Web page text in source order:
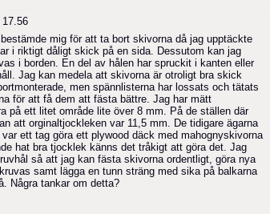
mig för att ta bort skivorna då jag upptäckte
i riktigt dåligt skick på en sida. Dessutom kan jag
i borden. En del av hålen har spruckit i kanten eller
Jag kan medela att skivorna är otroligt bra skick
men spännlisterna har lossats och tätats
för att få dem att fästa bättre. Jag har mätt
på ett litet område lite över 8 mm. På de ställen där
att orginaltjockleken var 11,5 mm. De tidigare ägarna
ett tag göra ett plywood däck med mahognyskivorna
hat bra tjocklek känns det tråkigt att göra det. Jag
så att jag kan fästa skivorna ordentligt, göra nya
samt lägga en tunn sträng med sika på balkarna
Några tankar om detta?